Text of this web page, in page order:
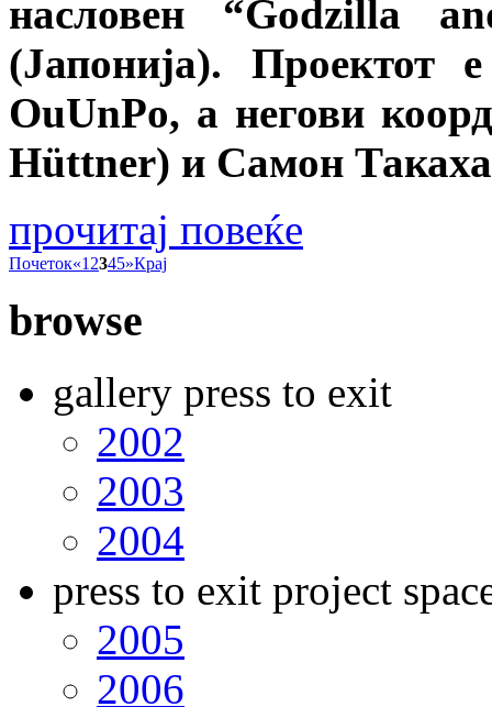
насловен “Godzilla
(Јапонија). Проектот
OuUnPo, а негови
Hüttner) и Самон
прочитај повеќе
Почеток«1 2345»Крај
browse
gallery press to exit
2002
2003
2004
press to exit project
2005
2006